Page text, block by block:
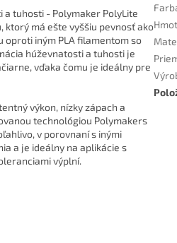
a tuhosti - Polymaker PolyLite
ktorý má ešte vyššiu pevnosť ako
oproti iným PLA filamentom so
húževnatosti a tuhosti je
vďaka čomu je ideálny pre
výkon, nízky zápach a
technológiou Polymakers
v porovnaní s inými
a je ideálny na aplikácie s
výplní.